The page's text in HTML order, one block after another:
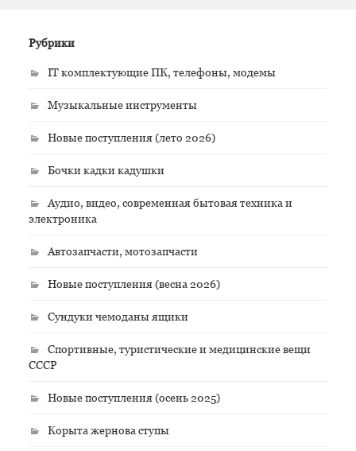
Рубрики
IT комплектующие ПК, телефоны, модемы
Музыкальные инструменты
Новые поступления (лето 2026)
Бочки кадки кадушки
Аудио, видео, современная бытовая техника и
электроника
Автозапчасти, мотозапчасти
Новые поступления (весна 2026)
Сундуки чемоданы ящики
Спортивные, туристические и медицинские вещи
СССР
Новые поступления (осень 2025)
Корыта жернова ступы